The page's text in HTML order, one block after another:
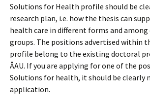
Solutions for Health profile should be
research plan, i.e. how the thesis can
health care in different forms and among
groups. The positions advertised within
profile belong to the existing doctoral
ÅAU. If you are applying for one of the
Solutions for health, it should be clearly
application.